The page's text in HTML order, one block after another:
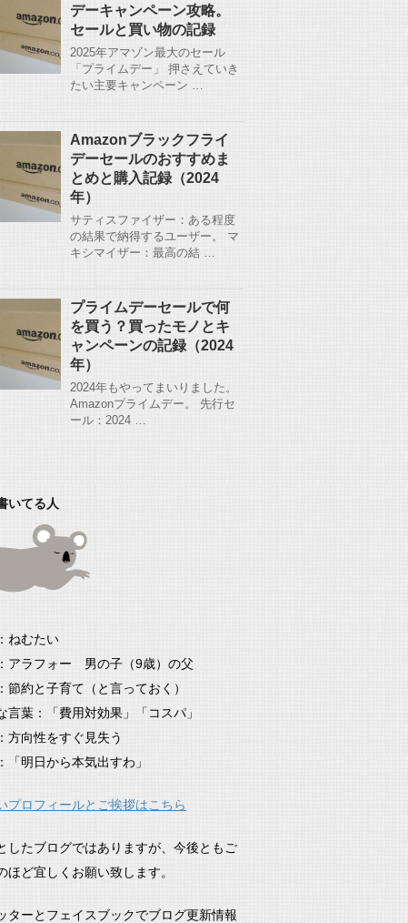
デーキャンペーン攻略。
セールと買い物の記録
2025年アマゾン最大のセール
「プライムデー」 押さえていき
たい主要キャンペーン …
Amazonブラックフライ
デーセールのおすすめま
とめと購入記録（2024
年）
サティスファイザー：ある程度
の結果で納得するユーザー。 マ
キシマイザー：最高の結 …
プライムデーセールで何
を買う？買ったモノとキ
ャンペーンの記録（2024
年）
2024年もやってまいりました。
Amazonプライムデー。 先行セ
ール：2024 …
いてる人
ねむたい
アラフォー 男の子（9歳）の父
節約と子育て（と言っておく）
言葉：「費用対効果」「コスパ」
方向性をすぐ見失う
「明日から本気出すわ」
プロフィールとご挨拶はこちら
したブログではありますが、今後ともご
ほど宜しくお願い致します。
ターとフェイスブックでブログ更新情報